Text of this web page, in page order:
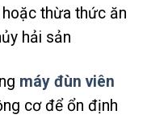
thừa thức ăn
hải sản
máy đùn viên
cơ để ổn định